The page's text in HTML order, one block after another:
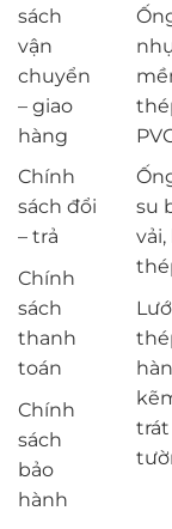
sách
vận
chuyển
– giao
hàng
Chính
sách đổi
– trả
Chính
sách
thanh
toán
Chính
sách
bảo
hành
su
vải,
trát